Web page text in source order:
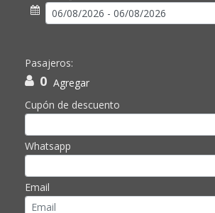
Pasajeros:
0 Agregar
Cupón de descuento
Whatsapp
Email